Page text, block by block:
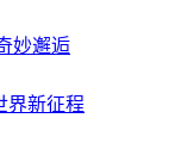
妙邂逅
界新征程